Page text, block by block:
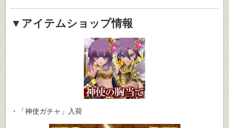
▼アイテムショップ情報
・「神使ガチャ」入荷